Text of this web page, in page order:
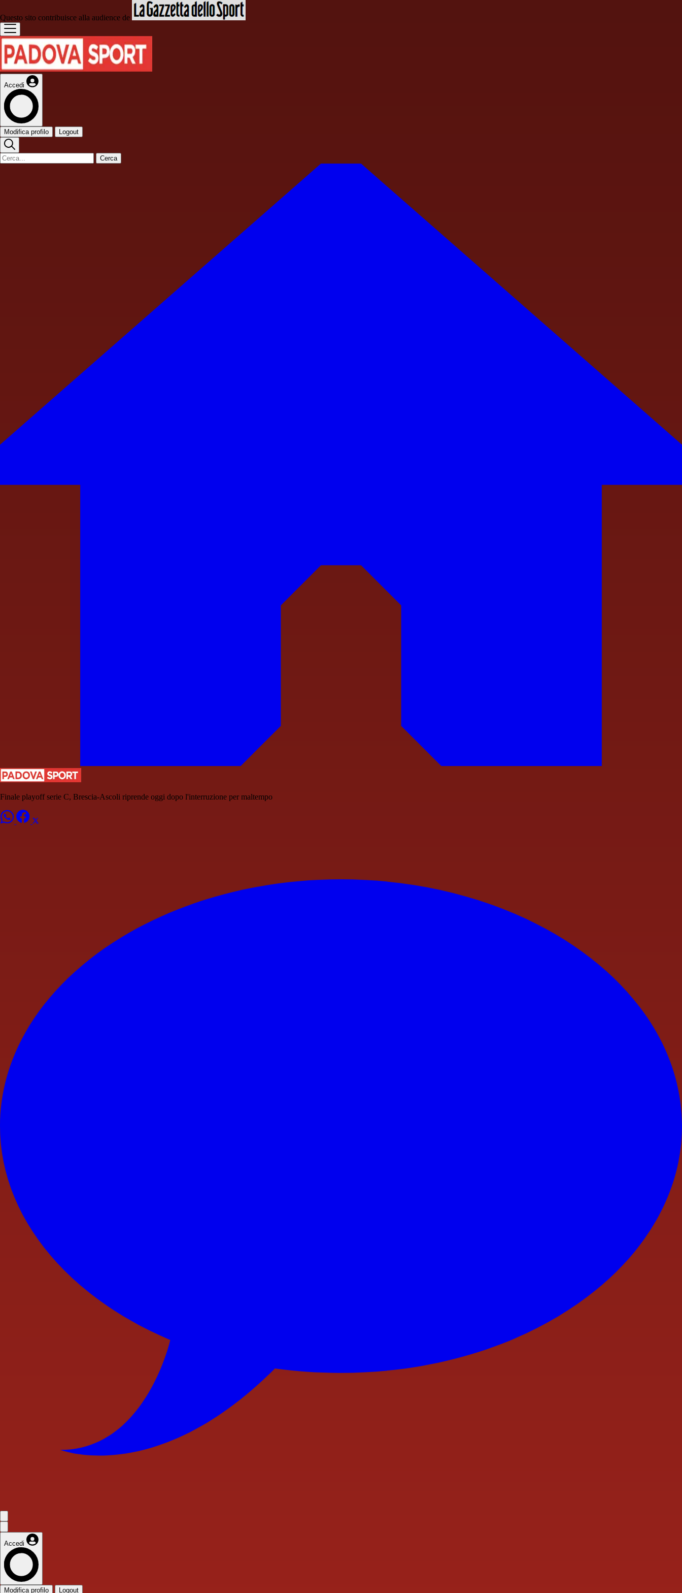
Questo sito contribuisce alla audience de
Accedi
Modifica profilo Logout
Cerca
Finale playoff serie C, Brescia-Ascoli riprende oggi dopo l'interruzione per maltempo
Accedi
Modifica profilo Logout